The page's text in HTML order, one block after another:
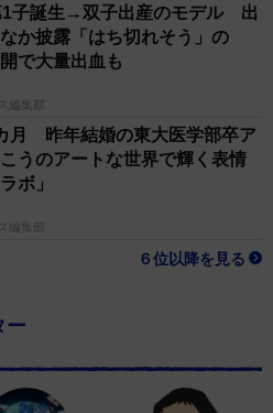
1子誕生→双子出産のモデル 出
か披露「はち切れそう」の
で大量出血も
編集部
月 昨年結婚の東大医学部卒ア
うのアートな世界で輝く表情
ボ」
編集部
６位以降を見る
ー